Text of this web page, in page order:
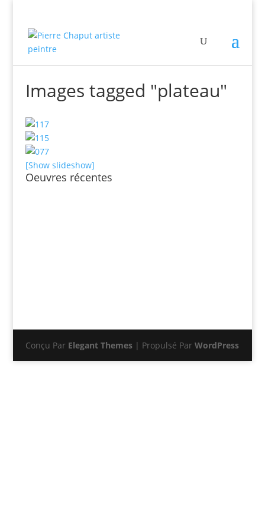
Images tagged "plateau"
[Show slideshow]
Oeuvres récentes
Conçu Par Elegant Themes | Propulsé ParWordPress